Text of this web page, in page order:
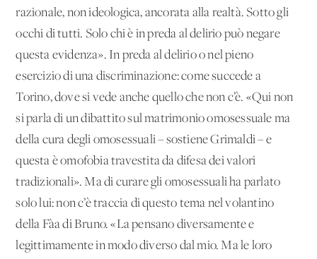
razionale, non ideologica, ancorata alla realtà. Sotto gli
occhi di tutti. Solo chi è in preda al delirio può negare
questa evidenza». In preda al delirio o nel pieno
esercizio di una discriminazione: come succede a
Torino, dove si vede anche quello che non c’è. «Qui non
si parla di un dibattito sul matrimonio omosessuale ma
della cura degli omosessuali – sostiene Grimaldi – e
questa è omofobia travestita da difesa dei valori
tradizionali». Ma di curare gli omosessuali ha parlato
solo lui: non c’è traccia di questo tema nel volantino
della Fàa di Bruno. «La pensano diversamente e
legittimamente in modo diverso dal mio. Ma le loro